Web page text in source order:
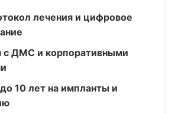
лечения и цифровое
с ДМС и корпоративными
10 лет на импланты и